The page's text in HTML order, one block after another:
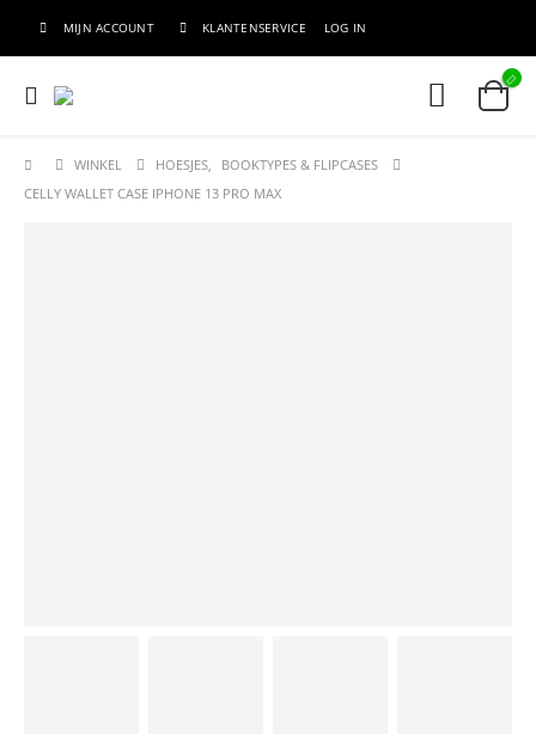
MIJN ACCOUNT KLANTENSERVICE LOG IN
WINKEL HOESJES
BOOKTYPES & FLIPCASES
CELLY WALLET CASE IPHONE 13 PRO MAX